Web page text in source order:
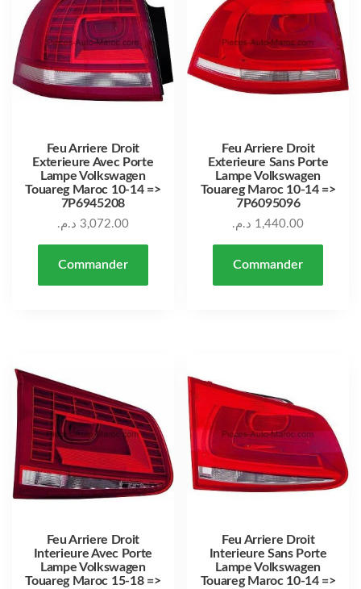
Feu Arriere Droit
Exterieure Avec Porte
Lampe Volkswagen
Touareg Maroc 10-14 =>
7P6945208
3,072.00 د.م.
Commander
Feu Arriere Droit
Exterieure Sans Porte
Lampe Volkswagen
Touareg Maroc 10-14 =>
7P6095096
1,440.00 د.م.
Commander
Feu Arriere Droit
Interieure Avec Porte
Lampe Volkswagen
Touareg Maroc 15-18 =>
Feu Arriere Droit
Interieure Sans Porte
Lampe Volkswagen
Touareg Maroc 10-14 =>